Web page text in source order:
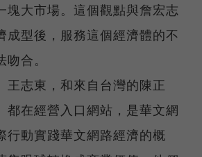
塊大市場。這個觀點與詹宏志
成型後，服務這個經濟體的不
合。
王志東，和來自台灣的陳正
都在經營入口網站，是華文網
行動實踐華文網路經濟的概